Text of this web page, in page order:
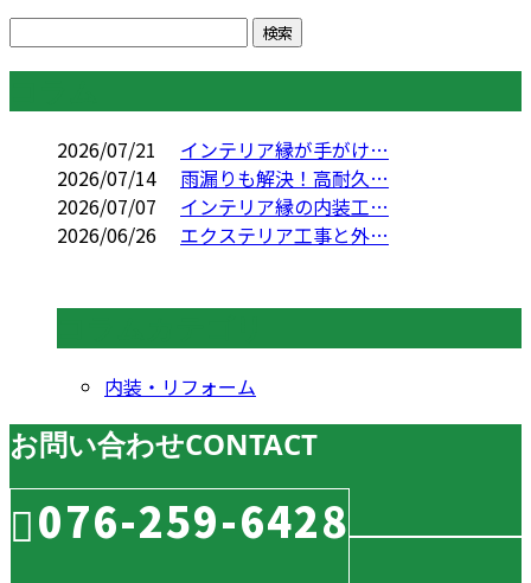
2026/07/21
インテリア縁が手がけ…
2026/07/14
雨漏りも解決！高耐久…
2026/07/07
インテリア縁の内装工…
2026/06/26
エクステリア工事と外…
内装・リフォーム
お問い合わせCONTACT
076-259-6428